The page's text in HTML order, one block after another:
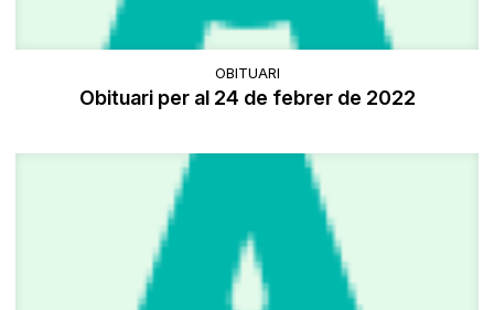
OBITUARI
Obituari per al 24 de febrer de 2022